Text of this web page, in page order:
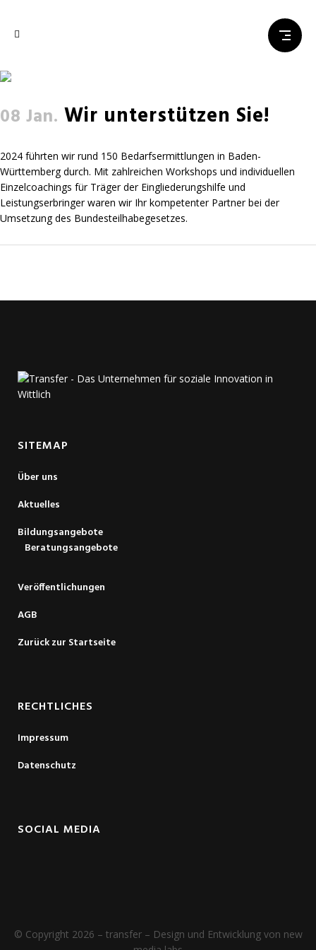
08 Jan. Wir unterstützen Sie!
2024 führten wir rund 150 Bedarfsermittlungen in Baden-
Württemberg durch. Mit zahlreichen Workshops und individuellen
Einzelcoachings für Träger der Eingliederungshilfe und
Leistungserbringer waren wir Ihr kompetenter Partner bei der
Umsetzung des Bundesteilhabegesetzes.
SITEMAP
Über uns
Aktuelles
Bildungsangebote
Beratungsangebote
Veröffentlichungen
AGB
Zurück zur Startseite
RECHTLICHES
Impressum
Datenschutz
SOCIAL MEDIA
© Copyright 2026 – transfer – Design und Entwicklung von new